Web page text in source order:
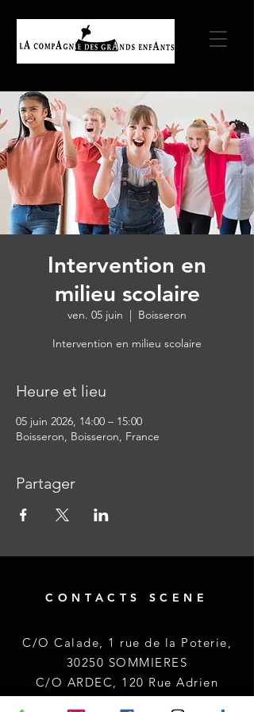
Intervention en
milieu scolaire
ven. 05 juin
  |
Boisseron
Intervention en milieu scolaire
Heure et lieu
05 juin 2026, 14:00 – 15:00
Boisseron, Boisseron, France
Partager
CONTACTS SCENE
C/O Calade, 1 rue de la Poterie,
30250 SOMMIERES
C/O ARDEC, 120 Rue Adrien